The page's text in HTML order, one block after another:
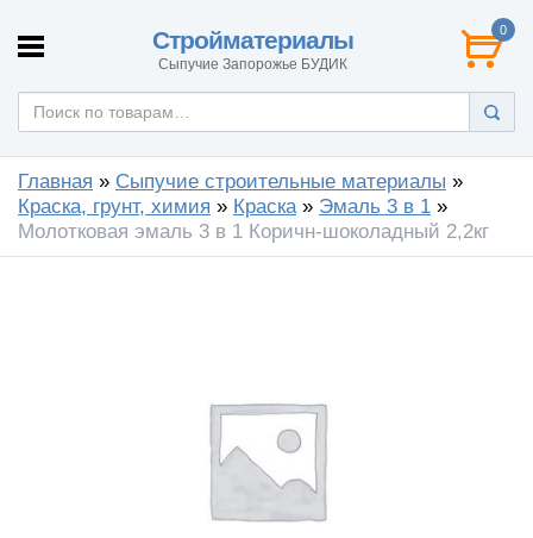
Стройматериалы
Сыпучие Запорожье БУДИК
0
Главная » Сыпучие строительные материалы »
Краска, грунт, химия » Краска» Эмаль 3 в 1 »
Молотковая эмаль 3 в 1 Коричн-шоколадный 2,2кг